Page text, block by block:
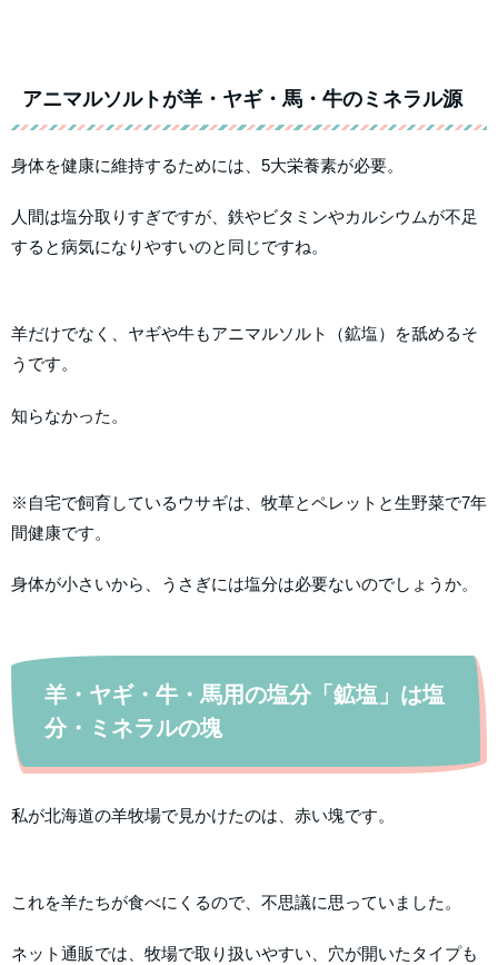
アニマルソルトが羊・ヤギ・馬・牛のミネラル源
身体を健康に維持するためには、5大栄養素が必要。
人間は塩分取りすぎですが、鉄やビタミンやカルシウムが不足
すると病気になりやすいのと同じですね。
羊だけでなく、ヤギや牛もアニマルソルト（鉱塩）を舐めるそ
うです。
知らなかった。
※自宅で飼育しているウサギは、牧草とペレットと生野菜で7年
間健康です。
身体が小さいから、うさぎには塩分は必要ないのでしょうか。
羊・ヤギ・牛・馬用の塩分「鉱塩」は塩
分・ミネラルの塊
私が北海道の羊牧場で見かけたのは、赤い塊です。
これを羊たちが食べにくるので、不思議に思っていました。
ネット通販では、牧場で取り扱いやすい、穴が開いたタイプも